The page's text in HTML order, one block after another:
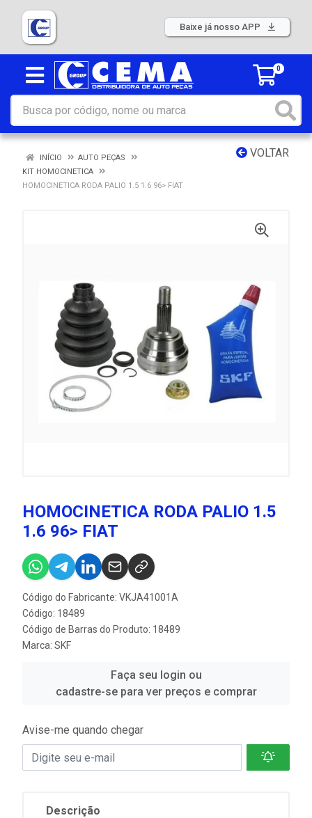
Baixe já nosso APP
0
VOLTAR
INÍCIO
AUTO PEÇAS
KIT HOMOCINETICA
HOMOCINETICA RODA PALIO 1.5 1.6 96> FIAT
HOMOCINETICA RODA PALIO 1.5
1.6 96> FIAT
Código do Fabricante: VKJA41001A
Código: 18489
Código de Barras do Produto: 18489
Marca: SKF
Faça seu login ou
cadastre-se para ver preços e comprar
Avise-me quando chegar
Descrição